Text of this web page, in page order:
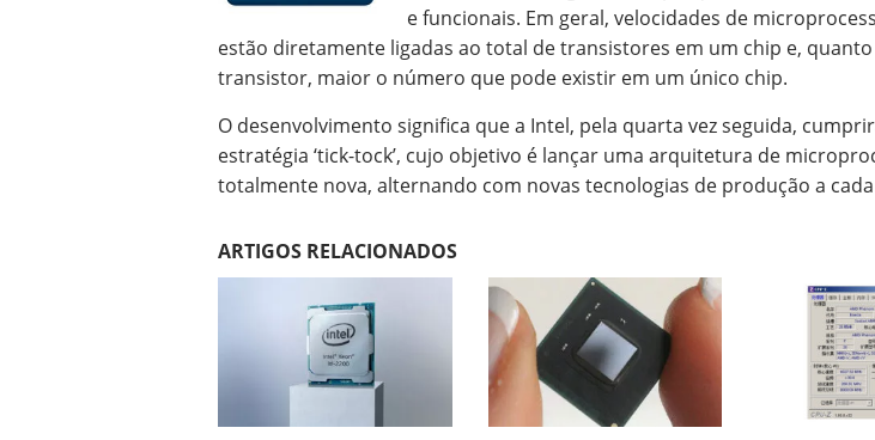
e funcionais. Em geral, velocidades de
estão diretamente ligadas ao total de transistores em um chip e,
transistor, maior o número que pode existir em um único chip.
O desenvolvimento significa que a Intel, pela quarta vez seguida,
estratégia ‘tick-tock’, cujo objetivo é lançar uma arquitetura de
totalmente nova, alternando com novas tecnologias de produção a
ARTIGOS RELACIONADOS